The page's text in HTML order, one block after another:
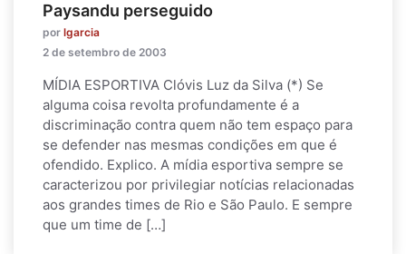
Paysandu perseguido
por lgarcia
2 de setembro de 2003
MÍDIA ESPORTIVA Clóvis Luz da Silva (*) Se
alguma coisa revolta profundamente é a
discriminação contra quem não tem espaço para
se defender nas mesmas condições em que é
ofendido. Explico. A mídia esportiva sempre se
caracterizou por privilegiar notícias relacionadas
aos grandes times de Rio e São Paulo. E sempre
que um time de […]